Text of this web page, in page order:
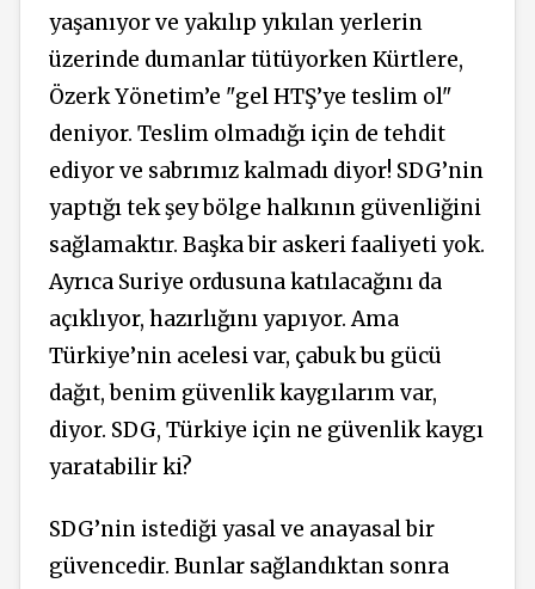
yaşanıyor ve yakılıp yıkılan yerlerin
üzerinde dumanlar tütüyorken Kürtlere,
Özerk Yönetim’e "gel HTŞ’ye teslim ol"
deniyor. Teslim olmadığı için de tehdit
ediyor ve sabrımız kalmadı diyor! SDG’nin
yaptığı tek şey bölge halkının güvenliğini
sağlamaktır. Başka bir askeri faaliyeti yok.
Ayrıca Suriye ordusuna katılacağını da
açıklıyor, hazırlığını yapıyor. Ama
Türkiye’nin acelesi var, çabuk bu gücü
dağıt, benim güvenlik kaygılarım var,
diyor. SDG, Türkiye için ne güvenlik kaygı
yaratabilir ki?
SDG’nin istediği yasal ve anayasal bir
güvencedir. Bunlar sağlandıktan sonra